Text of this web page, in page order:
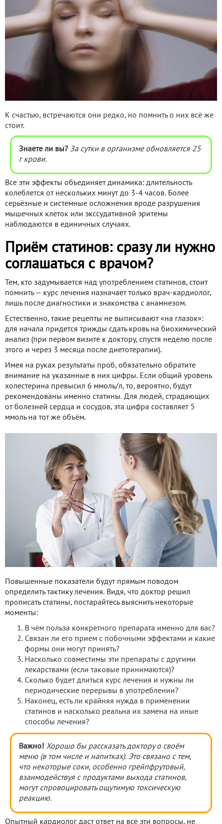
К счастью, встречаются они редко, но помнить о них всё же
стоит.
Знаете ли вы? За сутки в организме обновляется 25
г крови.
Все эти эффекты объединяет динамика: длительность
колеблется от нескольких минут до 3-4 часов. Более
серьёзные и системные осложнения вроде разрушения
мышечных клеток или экссудативной эритемы
наблюдаются в единичных случаях.
Приём статинов: сразу ли нужно
соглашаться с врачом?
Тем, кто задумывается над употреблением статинов, стоит
помнить — курс лечения назначает только врач-кардиолог,
лишь после диагностики и знакомства с анамнезом.
Естественно, такие рецепты не выписывают «на глазок»:
для начала придется трижды сдать кровь на биохимический
анализ (при первом визите к доктору, спустя неделю после
этого и через 3 месяца после диетотерапии).
Имея на руках результаты проб, обязательно обратите
внимание на указанные в них цифры. Если общий уровень
холестерина превысил 6 ммоль/л, то, вероятно, будут
рекомендованы именно статины. Для людей, страдающих
от болезней сердца и сосудов, эта цифра составляет 5
ммоль на тот же объём.
Повышенные показатели будут прямым поводом
определить тактику лечения. Видя, что доктор решил
прописать статины, постарайтесь выяснить некоторые
моменты:
В чём польза конкретного препарата именно для вас?
Связан ли его прием с побочными эффектами и какие
формы они могут принять?
Насколько совместимы эти препараты с другими
лекарствами (если таковые принимаются)?
Сколько будет длиться курс лечения и нужны ли
периодические перерывы в употреблении?
Наконец, есть ли крайняя нужда в применении
статинов и насколько реальна их замена на иные
способы лечения?
Важно! Хорошо бы рассказать доктору о своём
меню (в том числе и напитках). Это связано с тем,
что некоторые соки, особенно грейпфрутовый,
взаимодействуя с продуктами выхода статинов,
могут спровоцировать ощутимую токсическую
реакцию.
Опытный кардиолог даст ответ на все эти вопросы, не